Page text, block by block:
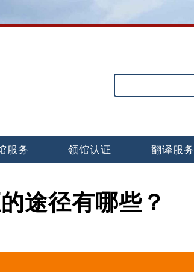
服务 领馆认证 翻译服务
途径有哪些？